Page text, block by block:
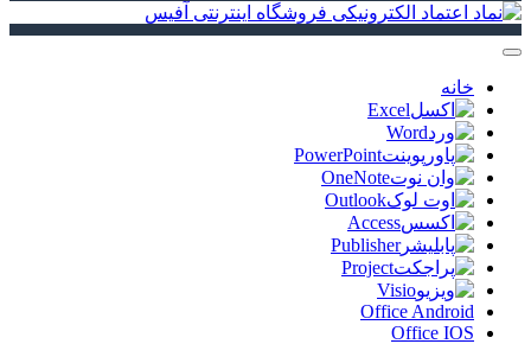
Excel
Word
PowerPoint
OneNote
Outlook
Access
Publisher
Project
Visio
Office